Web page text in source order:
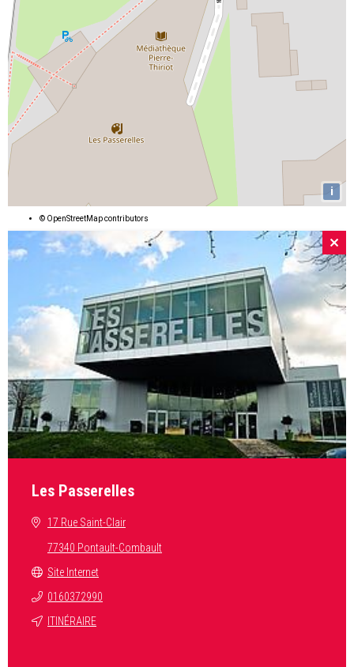
i
© OpenStreetMapcontributors
Les Passerelles
17 Rue Saint-Clair
77340 Pontault-Combault
Site Internet
0160372990
ITINÉRAIRE